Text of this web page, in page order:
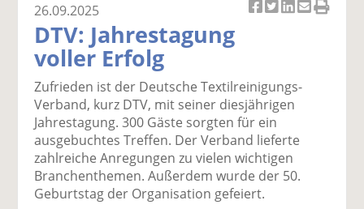
el
a
uf
F
ac
e
b
o
t
wi
tt
er
n
a
uf
Li
n
k
e
p
m
l
26.09.2025
DTV: Jahrestagung
voller Erfolg
Zufrieden ist der Deutsche Textilreinigungs-
Verband, kurz DTV, mit seiner diesjährigen
Jahrestagung. 300 Gäste sorgten für ein
ausgebuchtes Treffen. Der Verband lieferte
zahlreiche Anregungen zu vielen wichtigen
Branchenthemen. Außerdem wurde der 50.
Geburtstag der Organisation gefeiert.